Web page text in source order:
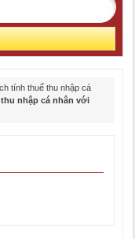
tính thuế thu nhập cá
nhập cá nhân với